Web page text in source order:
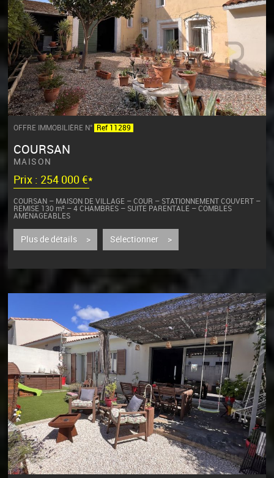
OFFRE IMMOBILIÈRE N° Ref 11289
COURSAN
MAISON
Prix : 254 000 €*
COURSAN – MAISON DE VILLAGE – COUR – STATIONNEMENT COUVERT –
REMISE 130 m² – 4 CHAMBRES – SUITE PARENTALE – COMBLES
AMÉNAGEABLES
beaux volumes et une configuration évolutive, idéale pour une résidence...
Plus de détails > Sélectionner >